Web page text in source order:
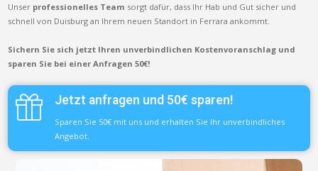
Unser professionelles Team sorgt dafür, dass Ihr Hab und Gut sicher und
schnell von Duisburg an Ihrem neuen Standort in Ferrara ankommt.
Sichern Sie sich jetzt Ihren unverbindlichen Kostenvoranschlag und
sparen Sie bei einer Anfragen 50€!
Jetzt anfragen und 50€ sparen!
Sparen Sie 50€ mit uns und erhalten Sie Ihr unverbindliches
Angebot.